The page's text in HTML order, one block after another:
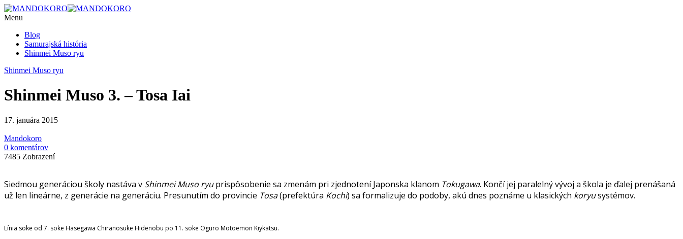
Menu
Blog
Samurajská história
Shinmei Muso ryu
Shinmei Muso ryu
Shinmei Muso 3. – Tosa Iai
17. januára 2015
Mandokoro
0 komentárov
7485 Zobrazení
Siedmou generáciou školy nastáva v Shinmei Muso ryuprispôsobenie sa zmenám pri zjednotení Japonska klanom Tokugawa. Končí jej paralelný vývoj a škola je ďalej prenášaná
už len lineárne, z generácie na generáciu. Presunutím do provincie Tosa(prefektúra Kochi) sa formalizuje do podoby, akú dnes poznáme u klasických koryusystémov.
Línia soke od 7. soke Hasegawa Chiranosuke Hidenobu po 11. soke Oguro Motoemon Kiykatsu.